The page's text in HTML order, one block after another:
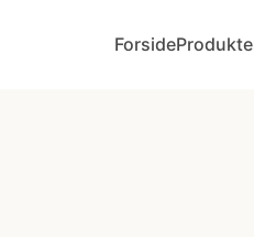
Forside